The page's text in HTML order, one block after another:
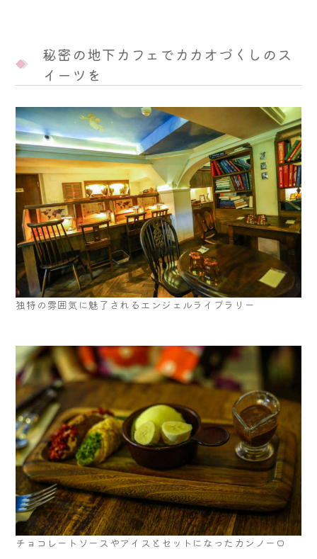
秘密の地下カフェでカカオづくしのス
イーツを
独特の雰囲気に魅了されるエンジェルライブラリー
チョコレートソースやアイスとセットになったカンノーロ